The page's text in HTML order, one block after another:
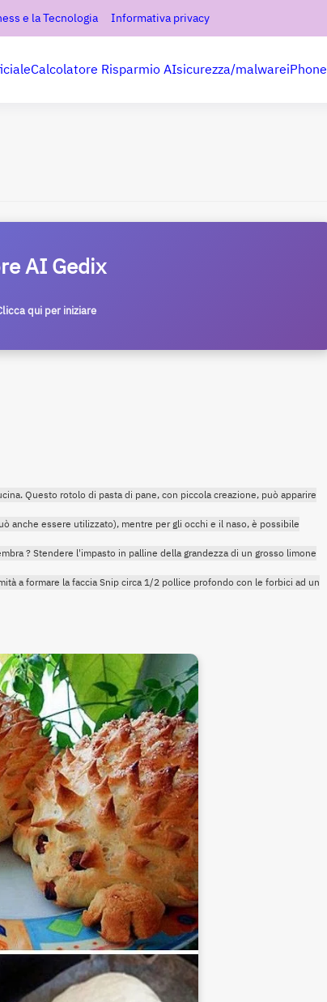
e la Tecnologia Informativa privacy
Calcolatore Risparmio AIsicurezza/malwareiPhone
AI Gedix
qui per iniziare
Questo rotolo di pasta di pane, con piccola creazione, può apparire
anche essere utilizzato), mentre per gli occhi e il naso, è possibile
? Stendere l'impasto in palline della grandezza di un grosso limone
a formare la faccia Snip circa 1/2 pollice profondo con le forbici ad un